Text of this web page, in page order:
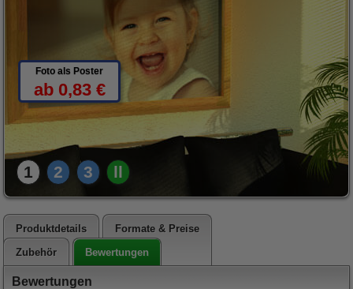
Foto als Poster
ab 0,83 €
1 2 3 ll
Produktdetails Formate & Preise
Bewertungen